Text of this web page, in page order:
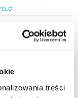
treści